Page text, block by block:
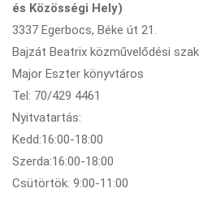
és Közösségi Hely)
3337 Egerbocs, Béke út 21.
Bajzát Beatrix közművelődési
Major Eszter könyvtáros
Tel: 70/429 4461
Nyitvatartás:
Kedd:16:00-18:00
Szerda:16:00-18:00
Csütörtök: 9:00-11:00